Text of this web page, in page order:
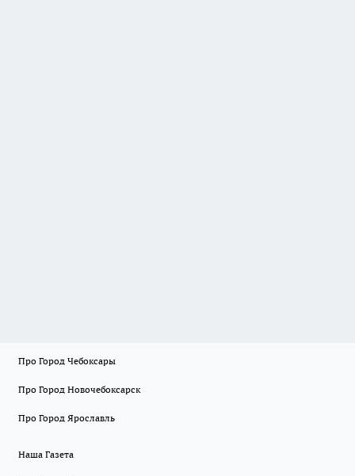
Про Город Чебоксары
Про Город Новочебоксарск
Про Город Ярославль
Наша Газета